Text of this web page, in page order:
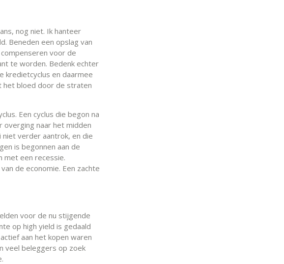
nog niet. Ik hanteer
Beneden een opslag van
voor de
te worden. Bedenk echter
kredietcyclus en daarmee
het bloed door de straten
Een cyclus die begon na
overging naar het midden
verder aantrok, en die
is begonnen aan de
met een recessie.
de economie. Een zachte
voor de nu stijgende
op high yield is gedaald
aan het kopen waren
veel beleggers op zoek